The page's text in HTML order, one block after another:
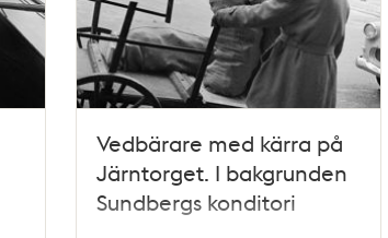
Vedbärare med kärra på
Järntorget. I bakgrunden
Sundbergs konditori